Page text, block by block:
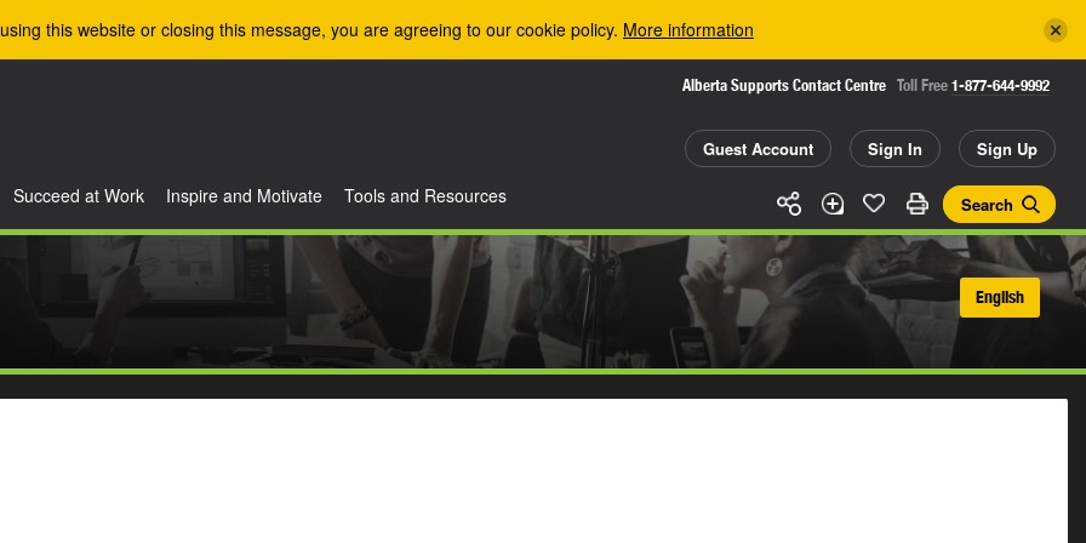
this website or closing this message, you are agreeing to our cookie policy. More information
Alberta Supports Contact Centre Toll Free 1-877-644-9992
Guest Account Sign In Sign Up
Search
Succeed at Work Inspire and Motivate Tools and Resources
English